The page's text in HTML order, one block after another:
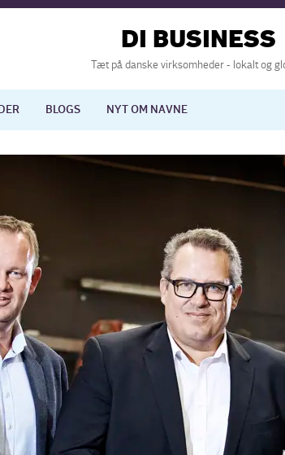
DI BUSINESS
Tæt på danske virksomheder - lokalt og
BLOGS NYT OM NAVNE